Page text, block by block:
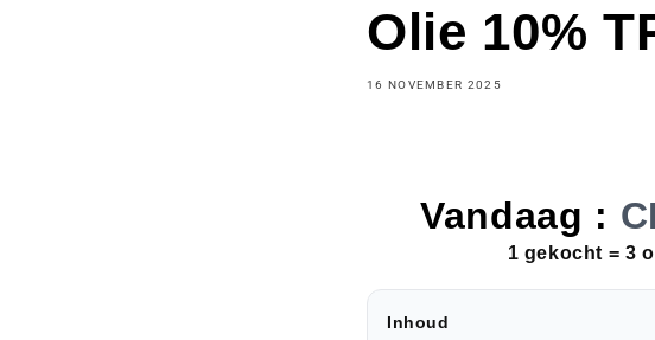
Olie 10%
16 NOVEMBER 2025
Vandaag :
1 gekocht = 3
Inhoud